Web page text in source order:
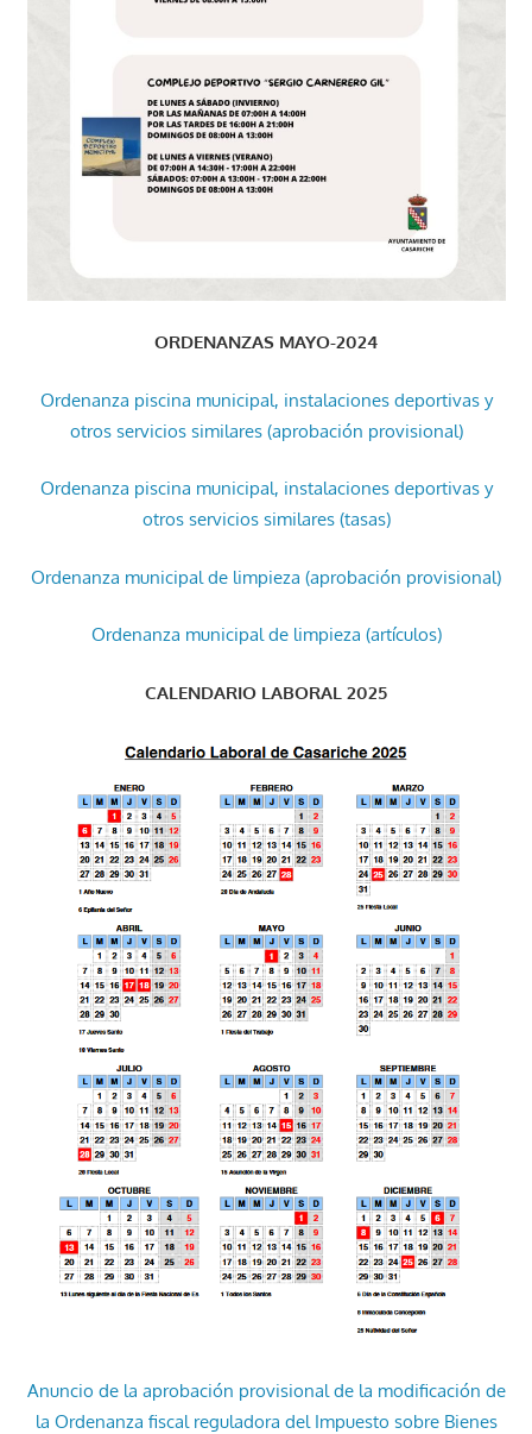
ORDENANZAS MAYO-2024
Ordenanza piscina municipal, instalaciones deportivas y
otros servicios similares (aprobación provisional)
Ordenanza piscina municipal, instalaciones deportivas y
otros servicios similares (tasas)
Ordenanza municipal de limpieza (aprobación provisional)
Ordenanza municipal de limpieza (artículos)
CALENDARIO LABORAL 2025
Anuncio de la aprobación provisional de la modificación de
la Ordenanza fiscal reguladora del Impuesto sobre Bienes